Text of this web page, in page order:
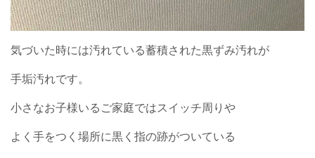
気づいた時には汚れている蓄積された黒ずみ汚れが
手垢汚れです。
小さなお子様いるご家庭ではスイッチ周りや
よく手をつく場所に黒く指の跡がついている